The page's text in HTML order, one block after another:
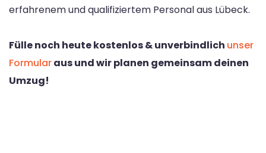
erfahrenem und qualifiziertem Personal aus Lübeck.
Fülle noch heute kostenlos & unverbindlich unser
Formularaus und wir planen gemeinsam deinen
Umzug!